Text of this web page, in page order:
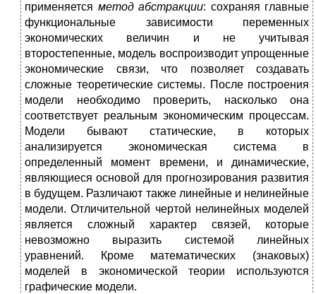
применяется метод абстракции: сохраняя главные
функциональные зависимости переменных
экономических величин и не учитывая
второстепенные, модель воспроизводит упрощенные
экономические связи, что позволяет создавать
сложные теоретические системы. После построения
модели необходимо проверить, насколько она
соответствует реальным экономическим процессам.
Модели бывают статические, в которых
анализируется экономическая система в
определенный момент времени, и динамические,
являющиеся основой для прогнозирования развития
в будущем. Различают также линейные и нелинейные
модели. Отличительной чертой нелинейных моделей
является сложный характер связей, которые
невозможно выразить системой линейных
уравнений. Кроме математических (знаковых)
моделей в экономической теории используются
графические модели.